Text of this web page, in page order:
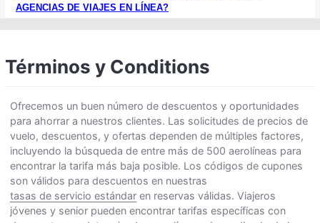
AGENCIAS DE VIAJES EN LÍNEA?
Términos y Conditions
Ofrecemos un buen número de descuentos y oportunidades
para ahorrar a nuestros clientes. Las solicitudes de precios de
vuelo, descuentos, y ofertas dependen de múltiples factores,
incluyendo la búsqueda de entre más de 500 aerolíneas para
encontrar la tarifa más baja posible. Los códigos de cupones
son válidos para descuentos en nuestras
tasas de servicio estándar en reservas válidas. Viajeros
jóvenes y senior pueden encontrar tarifas específicas con